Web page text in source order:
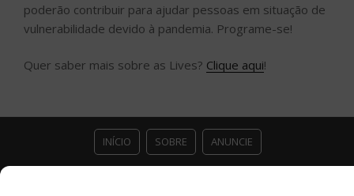
poderão contribuir para ajudar pessoas em situação de
vulnerabilidade devido à pandemia. Programe-se!
Quer saber mais sobre as Lives? Clique aqui!
INÍCIO SOBRE ANUNCIE